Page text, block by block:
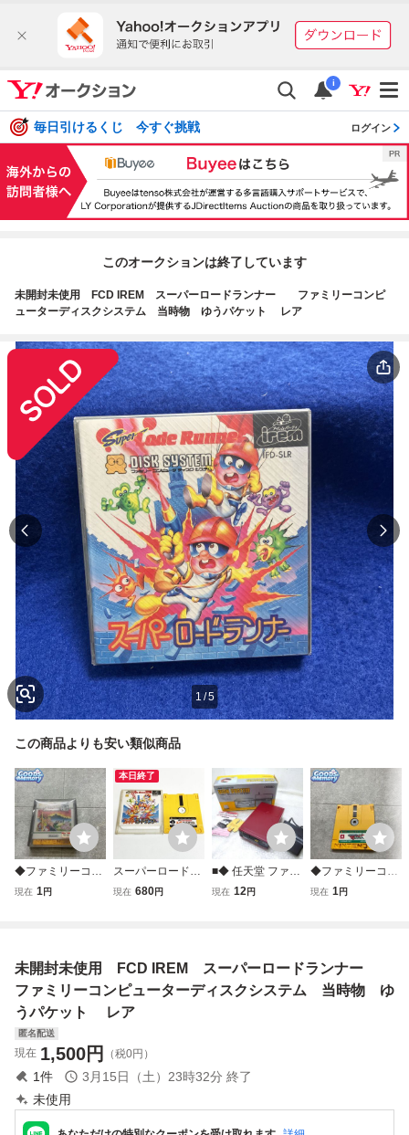
i
毎日引けるくじ 今すぐ挑戦 ログイン
このオークションは終了しています
未開封未使用 FCD IREM スーパーロードランナー ファミリーコンピ
ューターディスクシステム 当時物 ゆうパケット レア
1/5
この商品よりも安い類似商品
◆ファミリーコン
ピューター/ファミ
現在 1円
本日終了
スーパーロードラ
ンナー【動作確認
現在 680円
■◆ 任天堂 ファミ
リーコンピュータ
HVC-023 HVC-02
2
現在 12円
◆ファミリーコン
ピューター/ファミ
現在 1円
未開封未使用 FCD IREM スーパーロードランナー
ファミリーコンピューターディスクシステム 当時物 ゆ
うパケット レア
匿名配送
現在 1,500円 （税0円）
1件 3月15日（土）23時32分 終了
未使用